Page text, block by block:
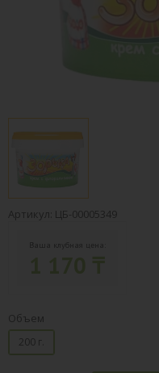
Артикул: ЦБ-00005349
Ваша клубная цена:
Объем
200 г.